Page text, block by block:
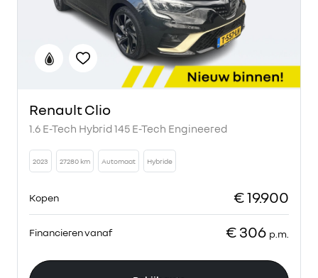
Renault Clio
1.6 E-Tech Hybrid 145 E-Tech Engineered
2023 27280 km Automaat Hybride
Kopen € 19.900
Financieren vanaf € 306 p.m.